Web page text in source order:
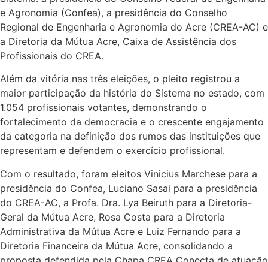
e Agronomia (Confea), a presidência do Conselho
Regional de Engenharia e Agronomia do Acre (CREA-AC) e
a Diretoria da Mútua Acre, Caixa de Assistência dos
Profissionais do CREA.
Além da vitória nas três eleições, o pleito registrou a
maior participação da história do Sistema no estado, com
1.054 profissionais votantes, demonstrando o
fortalecimento da democracia e o crescente engajamento
da categoria na definição dos rumos das instituições que
representam e defendem o exercício profissional.
Com o resultado, foram eleitos Vinicius Marchese para a
presidência do Confea, Luciano Sasai para a presidência
do CREA-AC, a Profa. Dra. Lya Beiruth para a Diretoria-
Geral da Mútua Acre, Rosa Costa para a Diretoria
Administrativa da Mútua Acre e Luiz Fernando para a
Diretoria Financeira da Mútua Acre, consolidando a